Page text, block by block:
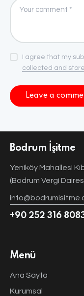
I agree that my
collected and
Bodrum İşitme
Yeniköy Mahallesi
(Bodrum Vergi
+90 252 316
Menü
Ana Sayfa
Kurumsal